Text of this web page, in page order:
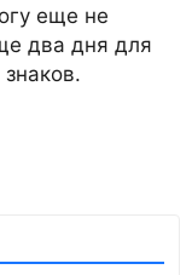
еще не
два дня для